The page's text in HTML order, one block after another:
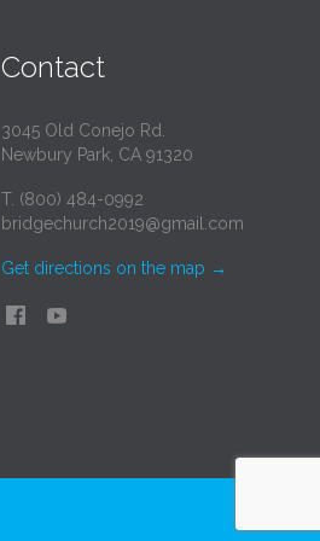
Contact
3045 Old Conejo Rd.
Newbury Park, CA 91320
T. (800) 484-0992
bridgechurch2019@gmail.com
Get directions on the map →